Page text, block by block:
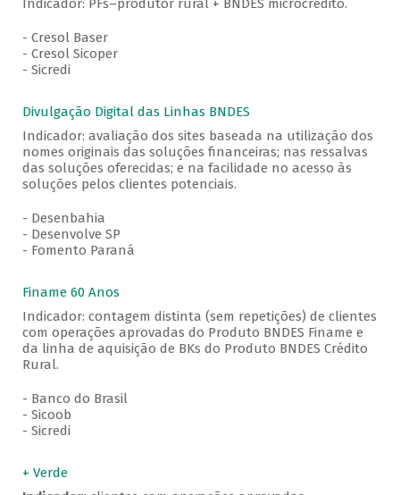
Indicador: PFs–produtor rural + BNDES microcrédito.
- Cresol Baser
- Cresol Sicoper
- Sicredi
Divulgação Digital das Linhas BNDES
Indicador: avaliação dos sites baseada na utilização dos
nomes originais das soluções financeiras; nas ressalvas
das soluções oferecidas; e na facilidade no acesso às
soluções pelos clientes potenciais.
- Desenbahia
- Desenvolve SP
- Fomento Paraná
Finame 60 Anos
Indicador: contagem distinta (sem repetições) de clientes
com operações aprovadas do Produto BNDES Finame e
da linha de aquisição de BKs do Produto BNDES Crédito
Rural.
- Banco do Brasil
- Sicoob
- Sicredi
+ Verde